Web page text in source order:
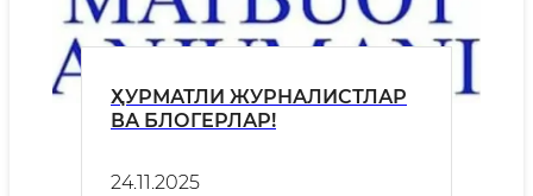
ҲУРМАТЛИ ЖУРНАЛИСТЛАР
ВА БЛОГЕРЛАР!
24.11.2025